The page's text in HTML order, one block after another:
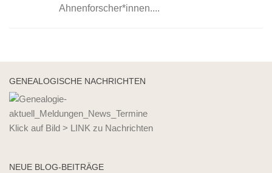
Ahnenforscher*innen....
GENEALOGISCHE NACHRICHTEN
Klick auf Bild > LINK zu Nachrichten
NEUE BLOG-BEITRÄGE